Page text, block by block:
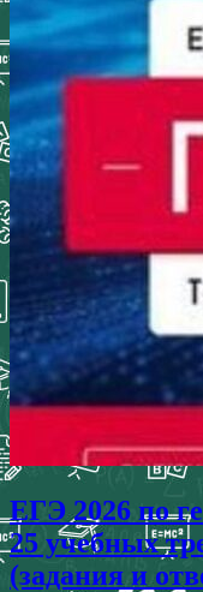
ЕГЭ 2026 по
25 учебных
(задания и